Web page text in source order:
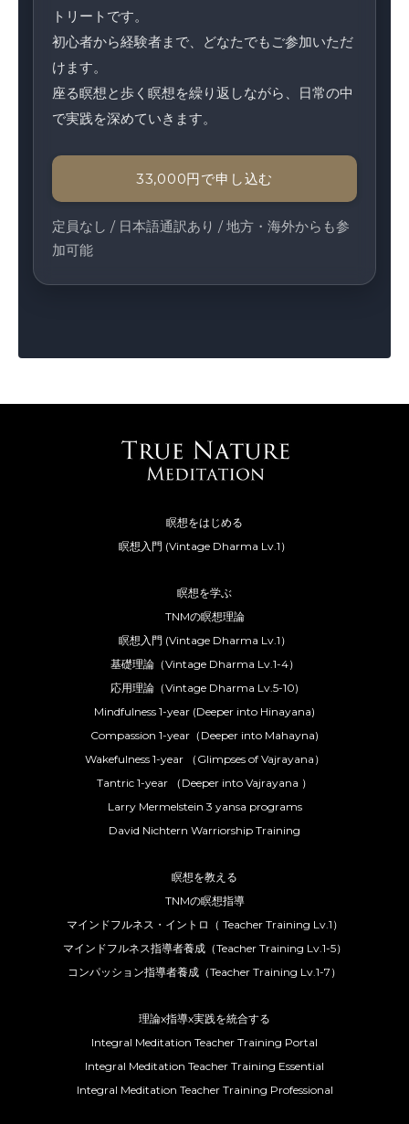
トリートです。
初心者から経験者まで、どなたでもご参加いただ
けます。
座る瞑想と歩く瞑想を繰り返しながら、日常の中
で実践を深めていきます。
33,000円で申し込む
定員なし / 日本語通訳あり / 地方・海外からも参
加可能
瞑想をはじめる
瞑想入門 (Vintage Dharma Lv.1）
瞑想を学ぶ
TNMの瞑想理論
瞑想入門 (Vintage Dharma Lv.1）
基礎理論（Vintage Dharma Lv.1-4）
応用理論（Vintage Dharma Lv.5-10)
Mindfulness 1-year (Deeper into Hinayana)
Compassion 1-year（Deeper into Mahayna)
Wakefulness 1-year （Glimpses of Vajrayana）
Tantric 1-year （Deeper into Vajrayana ）
Larry Mermelstein 3 yansa programs
David Nichtern Warriorship Training
瞑想を教える
TNMの瞑想指導
マインドフルネス・イントロ（ Teacher Training Lv.1）
マインドフルネス指導者養成（Teacher Training Lv.1-5）
コンパッション指導者養成（Teacher Training Lv.1-7）
理論x指導x実践を統合する
Integral Meditation Teacher Training Portal
Integral Meditation Teacher Training Essential
Integral Meditation Teacher Training Professional